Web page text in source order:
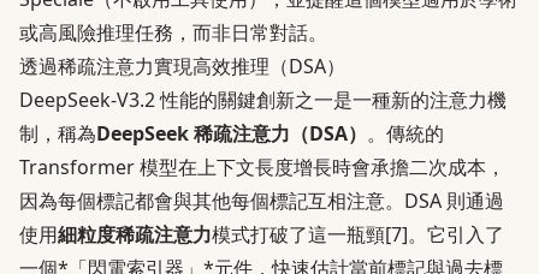
或高風險推理任務，而非日常對話。
透過稀疏注意力實現高效推理（DSA）
DeepSeek-V3.2 性能的關鍵創新之一是一種新的注意力機
制，稱為DeepSeek 稀疏注意力（DSA） 。傳統的
Transformer 模型在上下文長度增長時會承擔二次成本，
因為每個標記都會與其他每個標記互相注意。DSA 則通過
使用細粒度稀疏注意力模式打破了這一瓶頸[7]。它引入了
一個*「閃電索引器」*元件，快速估計當前標記與過去標